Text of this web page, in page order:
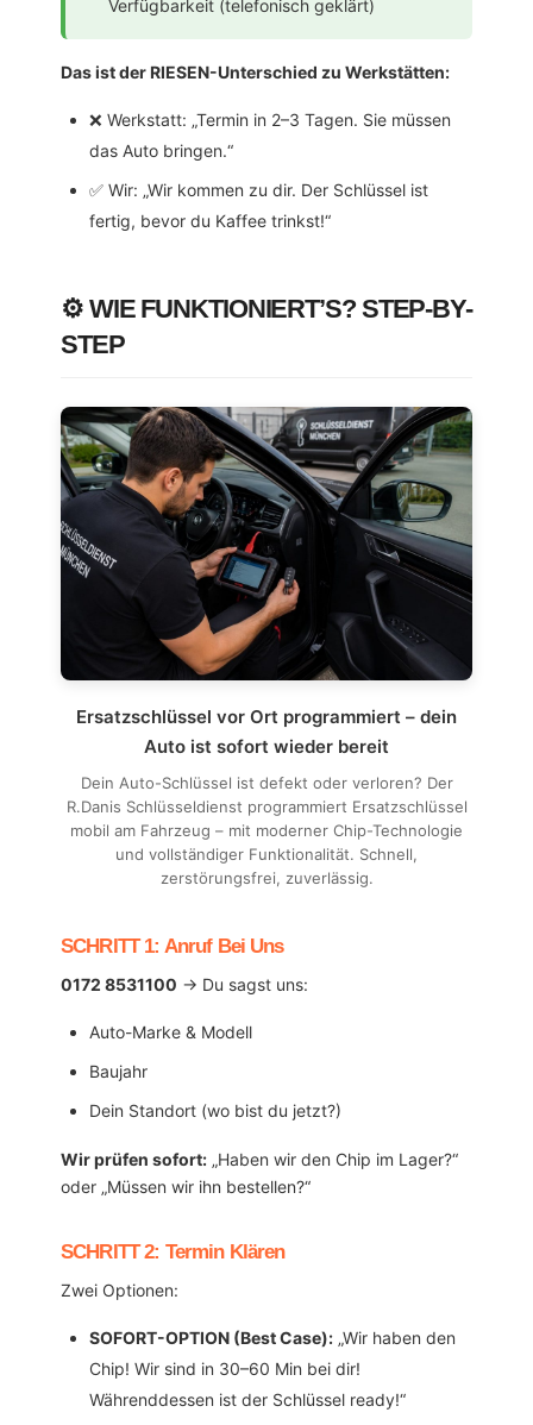
Verfügbarkeit (telefonisch geklärt)
Das ist der RIESEN-Unterschied zu Werkstätten:
❌ Werkstatt: „Termin in 2–3 Tagen. Sie müssen
das Auto bringen.“
✅ Wir: „Wir kommen zu dir. Der Schlüssel ist
fertig, bevor du Kaffee trinkst!“
⚙️ WIE FUNKTIONIERT’S? STEP-BY-
STEP
Ersatzschlüssel vor Ort programmiert – dein
Auto ist sofort wieder bereit
Dein Auto-Schlüssel ist defekt oder verloren? Der
R.Danis Schlüsseldienst programmiert Ersatzschlüssel
mobil am Fahrzeug – mit moderner Chip-Technologie
und vollständiger Funktionalität. Schnell,
zerstörungsfrei, zuverlässig.
SCHRITT 1: Anruf Bei Uns
0172 8531100 → Du sagst uns:
Auto-Marke & Modell
Baujahr
Dein Standort (wo bist du jetzt?)
Wir prüfen sofort: „Haben wir den Chip im Lager?“
oder „Müssen wir ihn bestellen?“
SCHRITT 2: Termin Klären
Zwei Optionen:
SOFORT-OPTION (Best Case): „Wir haben den
Chip! Wir sind in 30–60 Min bei dir!
Währenddessen ist der Schlüssel ready!“